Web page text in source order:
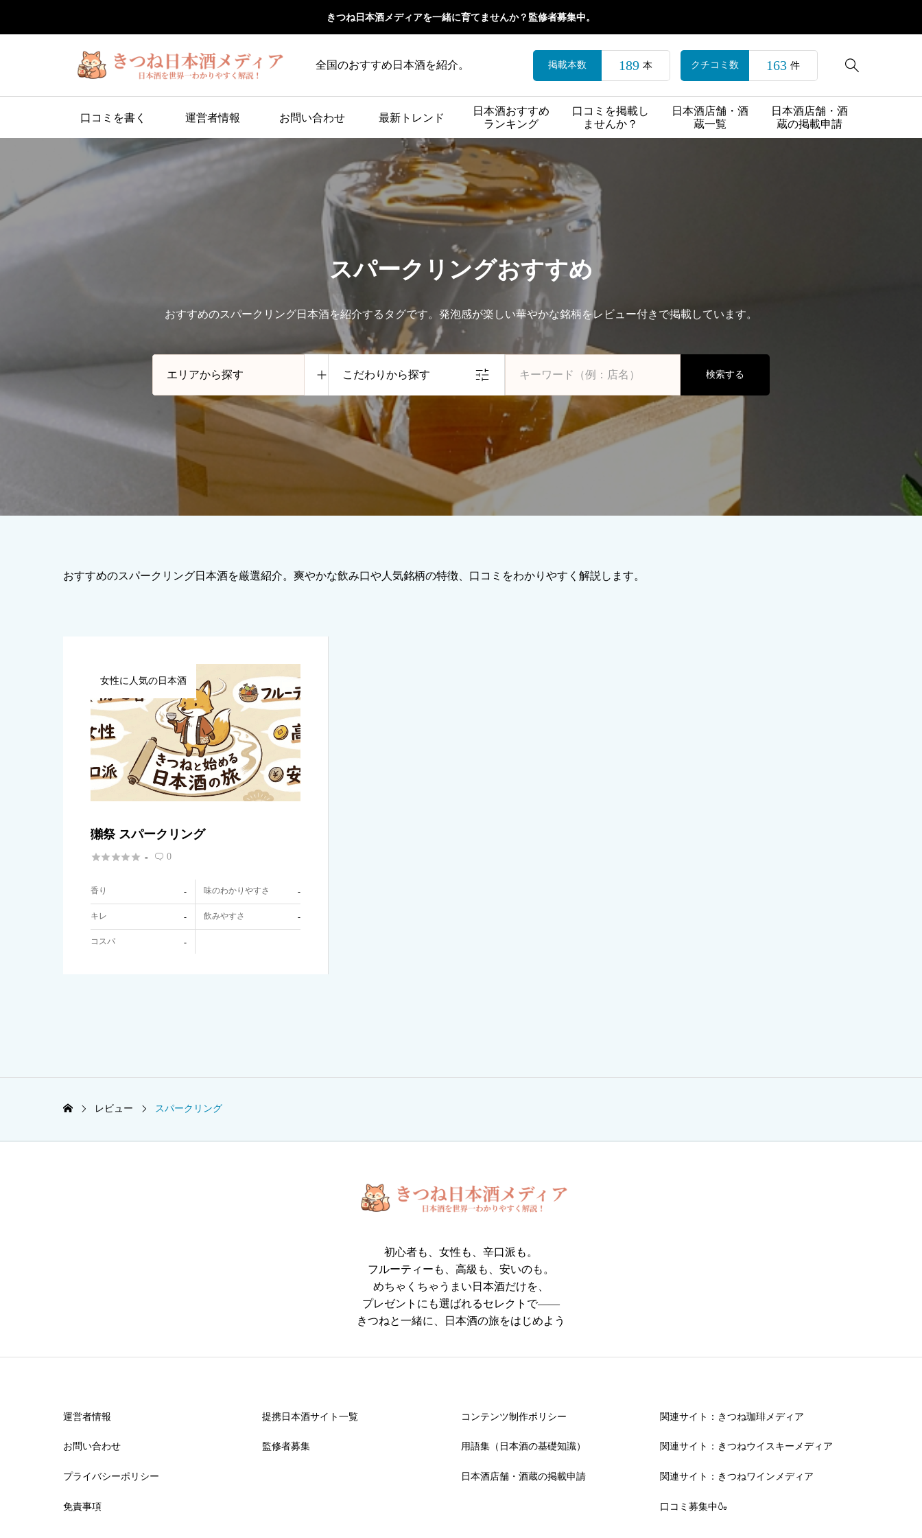
きつね日本酒メディアを一緒に育てませんか？監修者募集中。
全国のおすすめ日本酒を紹介。 
掲載本数 189 本 クチコミ数 163 件
口コミを書く 運営者情報 お問い合わせ 最新トレンド
日本酒おすすめ
ランキング
口コミを掲載し
ませんか？
日本酒店舗・酒
蔵一覧
日本酒店舗・酒
蔵の掲載申請
スパークリングおすすめ
おすすめのスパークリング日本酒を紹介するタグです。発泡感が楽しい華やかな銘柄をレビュー付きで掲載しています。
こだわりから探す 検索する
おすすめのスパークリング日本酒を厳選紹介。爽やかな飲み口や人気銘柄の特徴、口コミをわかりやすく解説します。
女性に人気の日本酒
獺祭 スパークリング
 -  0
香り - 味のわかりやすさ -
キレ - 飲みやすさ -
コスパ -
レビュー スパークリング
初心者も、女性も、辛口派も。
フルーティーも、高級も、安いのも。
めちゃくちゃうまい日本酒だけを、
プレゼントにも選ばれるセレクトで――
きつねと一緒に、日本酒の旅をはじめよう
運営者情報
お問い合わせ
プライバシーポリシー
免責事項
提携日本酒サイト一覧
監修者募集
コンテンツ制作ポリシー
用語集（日本酒の基礎知識）
日本酒店舗・酒蔵の掲載申請
関連サイト：きつね珈琲メディア
関連サイト：きつねウイスキーメディア
関連サイト：きつねワインメディア
口コミ募集中🍶